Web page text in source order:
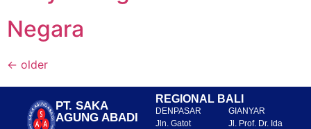
Negara
← older
PT. SAKA
AGUNG ABADI
REGIONAL BALI
DENPASAR
Jln. Gatot
GIANYAR
Jl. Prof. Dr. Ida